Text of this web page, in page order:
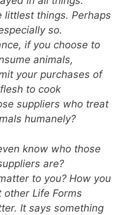
littlest things. Perhaps
so.
if you choose to
animals,
your purchases of
flesh to cook
suppliers who treat
humanely?
know who those
are?
to you? How you
other Life Forms
It says something